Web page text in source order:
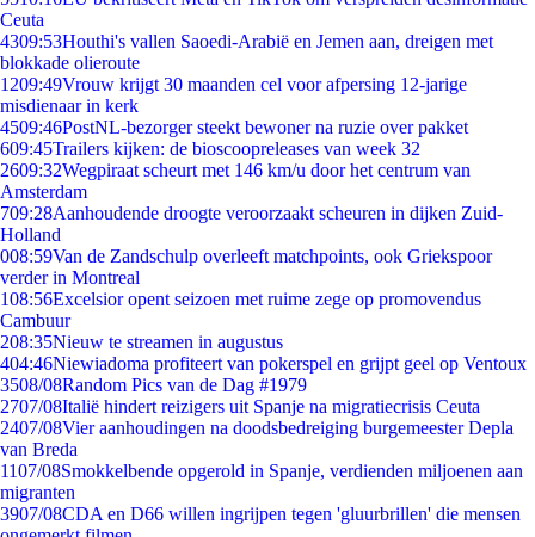
Ceuta
4309:53Houthi's vallen Saoedi-Arabië en Jemen aan, dreigen met
blokkade olieroute
1209:49Vrouw krijgt 30 maanden cel voor afpersing 12-jarige
misdienaar in kerk
4509:46PostNL-bezorger steekt bewoner na ruzie over pakket
609:45Trailers kijken: de bioscoopreleases van week 32
2609:32Wegpiraat scheurt met 146 km/u door het centrum van
Amsterdam
709:28Aanhoudende droogte veroorzaakt scheuren in dijken Zuid-
Holland
008:59Van de Zandschulp overleeft matchpoints, ook Griekspoor
verder in Montreal
108:56Excelsior opent seizoen met ruime zege op promovendus
Cambuur
208:35Nieuw te streamen in augustus
404:46Niewiadoma profiteert van pokerspel en grijpt geel op Ventoux
3508/08Random Pics van de Dag #1979
2707/08Italië hindert reizigers uit Spanje na migratiecrisis Ceuta
2407/08Vier aanhoudingen na doodsbedreiging burgemeester Depla
van Breda
1107/08Smokkelbende opgerold in Spanje, verdienden miljoenen aan
migranten
3907/08CDA en D66 willen ingrijpen tegen 'gluurbrillen' die mensen